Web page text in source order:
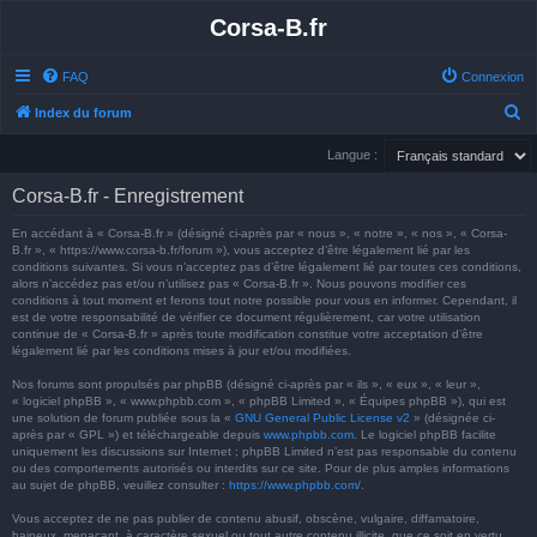
Corsa-B.fr
FAQ Connexion
Index du forum
Langue :
Corsa-B.fr - Enregistrement
En accédant à « Corsa-B.fr » (désigné ci-après par « nous », « notre », « nos », « Corsa-
B.fr », « https://www.corsa-b.fr/forum »), vous acceptez d’être légalement lié par les
conditions suivantes. Si vous n’acceptez pas d’être légalement lié par toutes ces conditions,
alors n’accédez pas et/ou n’utilisez pas « Corsa-B.fr ». Nous pouvons modifier ces
conditions à tout moment et ferons tout notre possible pour vous en informer. Cependant, il
est de votre responsabilité de vérifier ce document régulièrement, car votre utilisation
continue de « Corsa-B.fr » après toute modification constitue votre acceptation d’être
légalement lié par les conditions mises à jour et/ou modifiées.
Nos forums sont propulsés par phpBB (désigné ci-après par « ils », « eux », « leur »,
« logiciel phpBB », « www.phpbb.com », « phpBB Limited », « Équipes phpBB »), qui est
une solution de forum publiée sous la « GNU General Public License v2 » (désignée ci-
après par « GPL ») et téléchargeable depuis www.phpbb.com . Le logiciel phpBB facilite
uniquement les discussions sur Internet ; phpBB Limited n’est pas responsable du contenu
ou des comportements autorisés ou interdits sur ce site. Pour de plus amples informations
au sujet de phpBB, veuillez consulter : https://www.phpbb.com/
Vous acceptez de ne pas publier de contenu abusif, obscène, vulgaire, diffamatoire,